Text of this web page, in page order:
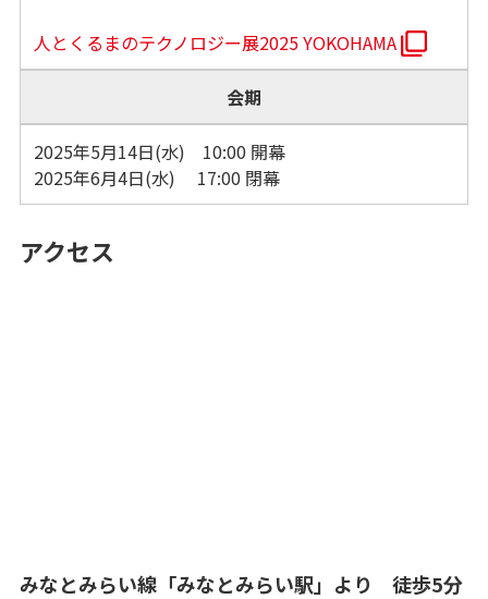
人とくるまのテクノロジー展2025 YOKOHAMA
会期
2025年5月14日(水) 10:00 開幕
2025年6月4日(水) 17:00 閉幕
アクセス
みなとみらい線「みなとみらい駅」より 徒歩5分